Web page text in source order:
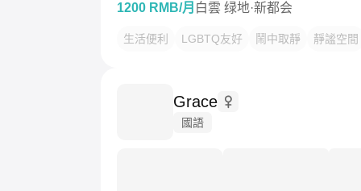
1200 RMB/月 白雲 绿地·新都会
生活便利 LGBTQ友好 鬧中取靜 靜謐空間
Grace
國語